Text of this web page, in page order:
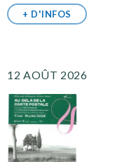
+ D'INFOS
12 AOÛT 2026